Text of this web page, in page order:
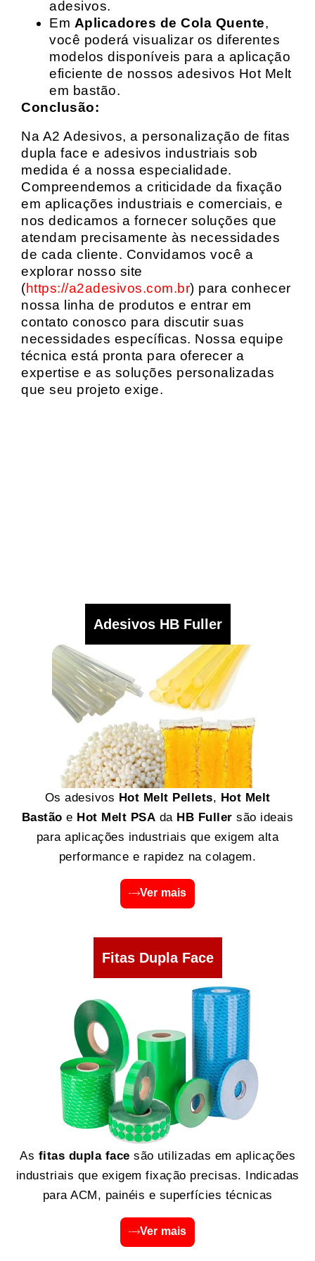
adesivos.
Em Aplicadores de Cola Quente,
você poderá visualizar os diferentes
modelos disponíveis para a aplicação
eficiente de nossos adesivos Hot Melt
em bastão.
Conclusão:
Na A2 Adesivos, a personalização de fitas
dupla face e adesivos industriais sob
medida é a nossa especialidade.
Compreendemos a criticidade da fixação
em aplicações industriais e comerciais, e
nos dedicamos a fornecer soluções que
atendam precisamente às necessidades
de cada cliente. Convidamos você a
explorar nosso site
(https://a2adesivos.com.br) para conhecer
nossa linha de produtos e entrar em
contato conosco para discutir suas
necessidades específicas. Nossa equipe
técnica está pronta para oferecer a
expertise e as soluções personalizadas
que seu projeto exige.
Adesivos HB Fuller
Os adesivos Hot Melt Pellets, Hot Melt
Bastão e Hot Melt PSA da HB Fuller são ideais
para aplicações industriais que exigem alta
performance e rapidez na colagem.
Ver mais
Fitas Dupla Face
As fitas dupla face são utilizadas em aplicações
industriais que exigem fixação precisas. Indicadas
para ACM, painéis e superfícies técnicas
Ver mais